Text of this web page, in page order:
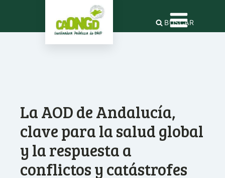
BUSCAR
La AOD de Andalucía,
clave para la salud global
y la respuesta a
conflictos y catástrofes